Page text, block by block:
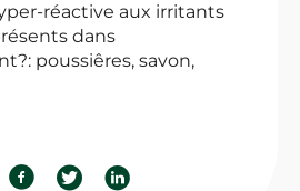
réactive aux irritants
dans
poussiêres, savon,